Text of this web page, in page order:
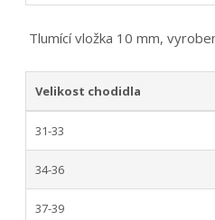
Tlumící vložka 10 mm,
Velikost chodidla
31-33
34-36
37-39